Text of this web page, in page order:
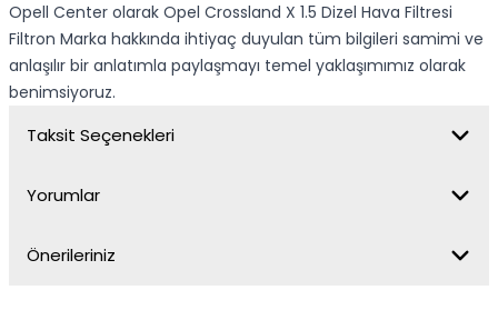
Opell Center olarak Opel Crossland X 1.5 Dizel Hava Filtresi
Filtron Marka hakkında ihtiyaç duyulan tüm bilgileri samimi ve
anlaşılır bir anlatımla paylaşmayı temel yaklaşımımız olarak
benimsiyoruz.
Taksit Seçenekleri
Yorumlar
Önerileriniz